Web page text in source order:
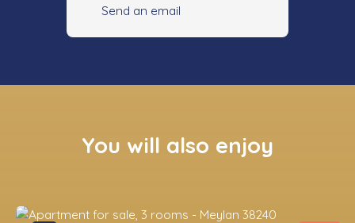
Send an email
You will also enjoy